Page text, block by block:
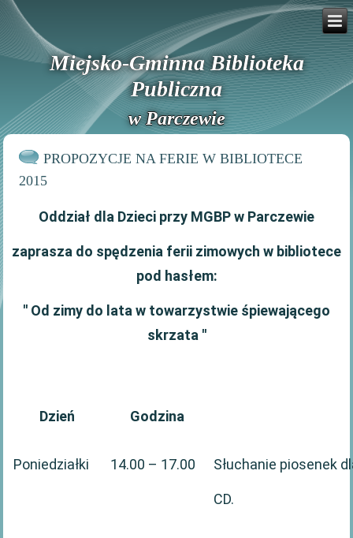
Miejsko-Gminna Biblioteka
Publiczna
w Parczewie
PROPOZYCJE NA FERIE W BIBLIOTECE
2015
Oddział dla Dzieci przy MGBP w Parczewie
zaprasza do spędzenia ferii zimowych w bibliotece
pod hasłem:
'' Od zimy do lata w towarzystwie śpiewającego
skrzata ''
Dzień Godzina
Poniedziałki 14.00 – 17.00 Słuchanie piosenek
CD.